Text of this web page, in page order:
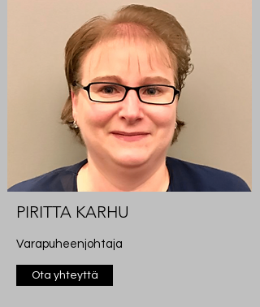
PIRITTA KARHU
Varapuheenjohtaja
Ota yhteyttä